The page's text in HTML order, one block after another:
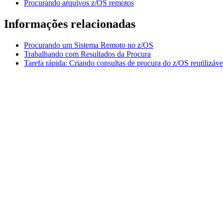
Procurando arquivos z/OS remotos
Informações relacionadas
Procurando um Sistema Remoto no z/OS
Trabalhando com Resultados da Procura
Tarefa rápida: Criando consultas de procura do z/OS